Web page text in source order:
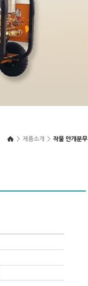
> 제품소개 > 작물 안개분무